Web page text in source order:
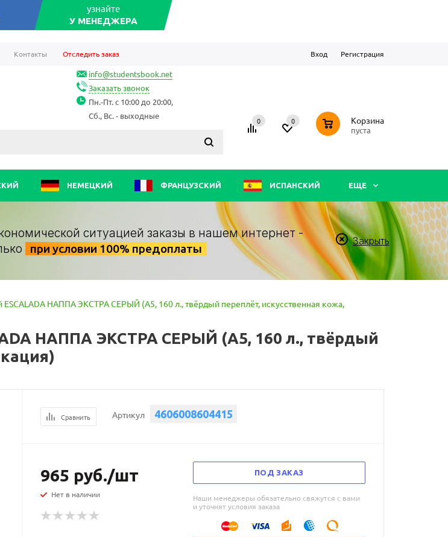
узнайте
У МЕНЕДЖЕРА
Контакты Отследить заказ Вход Регистрация
info@studentsbook.net
Заказать звонок
Пн.-Пт. с 10:00 до 20:00,
Сб., Вс. - выходные
0 0 0 Корзина
пуста
НЕМЕЦКИЙ ФРАНЦУЗСКИЙ ИСПАНСКИЙ ЕЩЕ
ситуацией заказы в нашем интернет -
при условии 100% предоплаты
Закрыть
НАППА ЭКСТРА СЕРЫЙ (А5, 160 л., твёрдый переплёт, искусственная кожа,
НАППА ЭКСТРА СЕРЫЙ (А5, 160 л., твёрдый
Сравнить Артикул 4606008604415
965 руб./шт
Нет в наличии
ПОД ЗАКАЗ
Наши менеджеры обязательно свяжутся с вами
и уточнят условия заказа